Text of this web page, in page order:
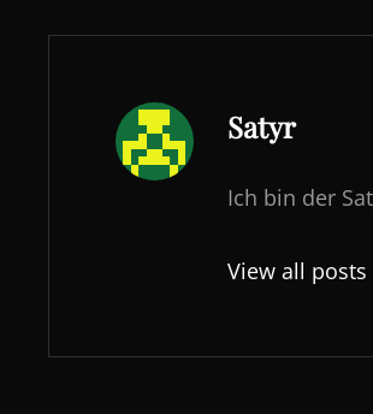
Author:
Satyr
Ich bin der
View all posts